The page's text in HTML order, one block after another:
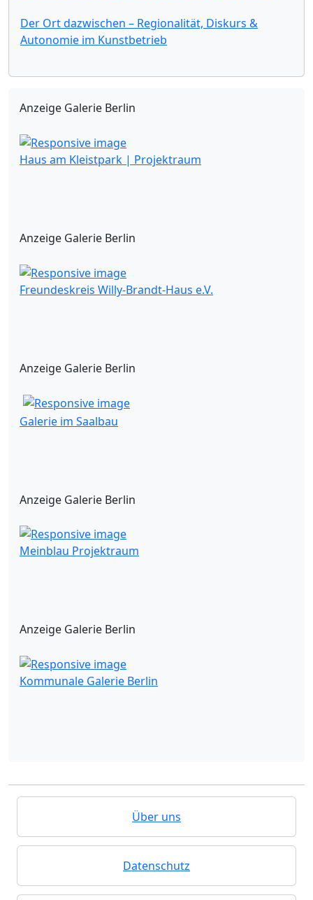
Der Ort dazwischen – Regionalität, Diskurs &
Autonomie im Kunstbetrieb
Anzeige Galerie Berlin
Haus am Kleistpark | Projektraum
Anzeige Galerie Berlin
Freundeskreis Willy-Brandt-Haus e.V.
Anzeige Galerie Berlin
Galerie im Saalbau
Anzeige Galerie Berlin
Meinblau Projektraum
Anzeige Galerie Berlin
Kommunale Galerie Berlin
Über uns
Datenschutz